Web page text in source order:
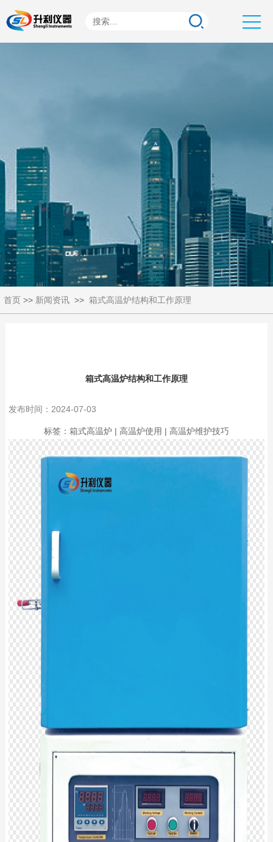
首页 >> 新闻资讯 >> 箱式高温炉结构和工作原理
箱式高温炉结构和工作原理
发布时间：2024-07-03
标签：箱式高温炉 | 高温炉使用 | 高温炉维护技巧